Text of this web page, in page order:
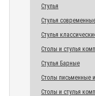
Стулья
Стулья
Стулья
Столы и стулья
Стулья Барные
Столы письменные
Столы и стулья